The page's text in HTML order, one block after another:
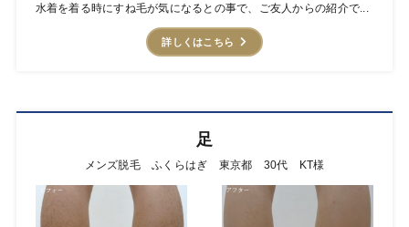
水着を着る時にすね毛が気になるとの事で、ご友人からの紹介で...
詳しくはこちら
足
メンズ脱毛 ふくらはぎ 東京都 30代 KT様